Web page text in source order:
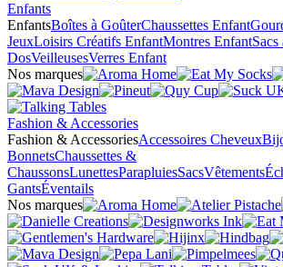
Enfants
EnfantsBoîtes à GoûterChaussettes Enfant
JeuxLoisirs Créatifs EnfantMontres EnfantSacs
DosVeilleusesVerres Enfant
Nos marques
Fashion & Accessories
Fashion & AccessoriesAccessoires Cheveux
BonnetsChaussettes &
ChaussonsLunettesParapluiesSacsVêtements
GantsÉventails
Nos marques